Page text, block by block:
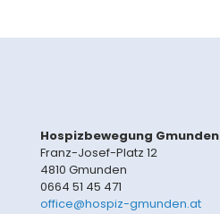
Hospizbewegung Gmunden
Franz-Josef-Platz 12
4810 Gmunden
0664 51 45 471
office@hospiz-gmunden.at